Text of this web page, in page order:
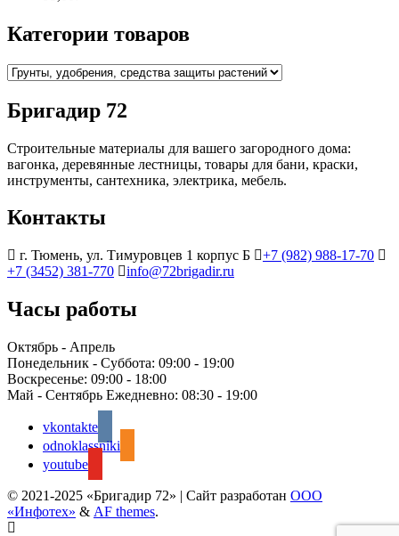
Категории товаров
Бригадир 72
Строительные материалы для вашего загородного дома:
вагонка, деревянные лестницы, товары для бани, краски,
инструменты, сантехника, электрика, мебель.
Контакты
г. Тюмень, ул. Тимуровцев 1 корпус Б
+7 (982) 988-17-70
+7 (3452) 381-770
info@72brigadir.ru
Часы работы
Октябрь - Апрель
Понедельник - Суббота: 09:00 - 19:00
Воскресенье: 09:00 - 18:00
Май - Сентябрь Ежедневно: 08:30 - 19:00
vkontakte
odnoklassniki
youtube
© 2021-2025 «Бригадир 72» | Сайт разработан ООО
«Инфотех» & AF themes.